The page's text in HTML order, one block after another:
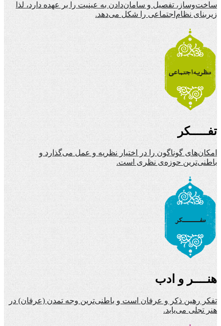
ساخت‌وساز، تفصیل و سامان‌دادن به عینیت را بر عهده دارد، لذا
زیربنای نظام‌اجتماعی را شکل می‌دهد.
تفـــــکر
امکان‌های گوناگون را در اختیار نظریه و عمل می‌گذارد و
باطنی‌ترین حوزه‌ی نظری است.
هنــــر و ادب
تفکر رهین ذکر و عرفان است و باطنی‌ترین وجه تمدن (عرفان) در
هنر تجلی می‌یابد.